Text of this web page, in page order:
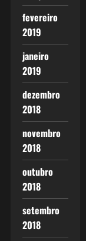
fevereiro
2019
janeiro
2019
dezembro
2018
novembro
2018
outubro
2018
setembro
2018